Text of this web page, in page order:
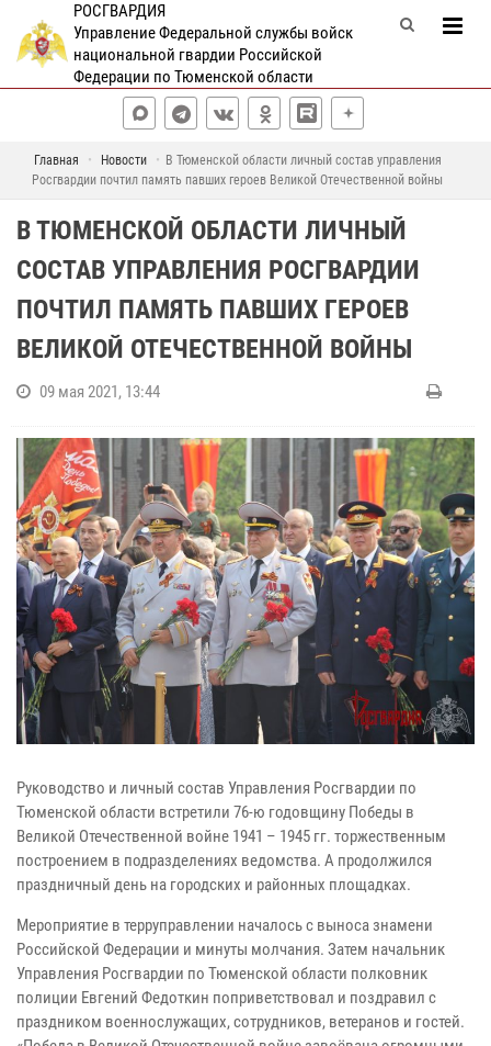
РОСГВАРДИЯ
Управление Федеральной службы войск
национальной гвардии Российской
Федерации по Тюменской области
Главная Новости
В Тюменской области личный состав управления
Росгвардии почтил память павших героев Великой Отечественной войны
В ТЮМЕНСКОЙ ОБЛАСТИ ЛИЧНЫЙ
СОСТАВ УПРАВЛЕНИЯ РОСГВАРДИИ
ПОЧТИЛ ПАМЯТЬ ПАВШИХ ГЕРОЕВ
ВЕЛИКОЙ ОТЕЧЕСТВЕННОЙ ВОЙНЫ
09 мая 2021, 13:44
Руководство и личный состав Управления Росгвардии по
Тюменской области встретили 76-ю годовщину Победы в
Великой Отечественной войне 1941 – 1945 гг. торжественным
построением в подразделениях ведомства. А продолжился
праздничный день на городских и районных площадках.
Мероприятие в терруправлении началось с выноса знамени
Российской Федерации и минуты молчания. Затем начальник
Управления Росгвардии по Тюменской области полковник
полиции Евгений Федоткин поприветствовал и поздравил с
праздником военнослужащих, сотрудников, ветеранов и гостей.